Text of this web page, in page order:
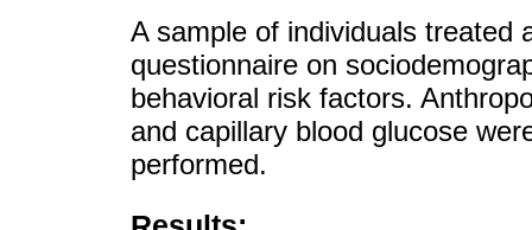
A sample of individuals treated
questionnaire on
behavioral risk factors.
and capillary blood glucose
performed.